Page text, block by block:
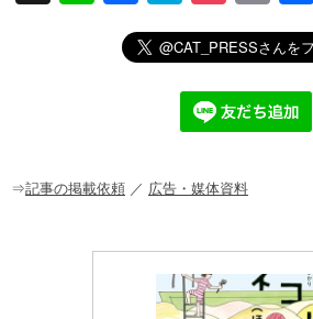
a
c
o
at
e
n
a
o
ck
et
m
ail
⇒記事の掲載依頼 ／ 広告・媒体資料